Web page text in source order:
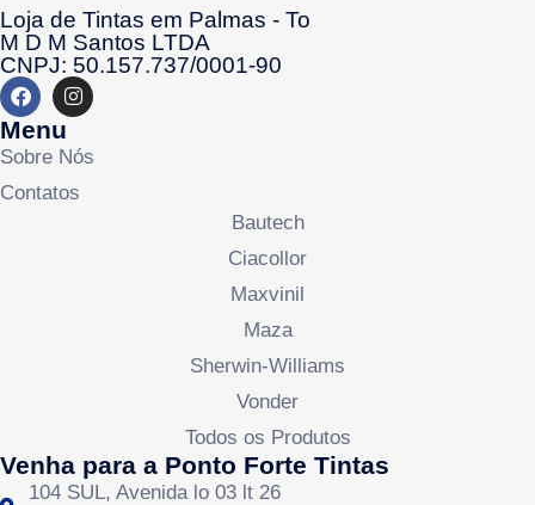
Loja de Tintas em Palmas - To
M D M Santos LTDA
CNPJ: 50.157.737/0001-90
Menu
Sobre Nós
Contatos
Bautech
Ciacollor
Maxvinil
Maza
Sherwin-Williams
Vonder
Todos os Produtos
Venha para a Ponto Forte Tintas
104 SUL, Avenida lo 03 lt 26